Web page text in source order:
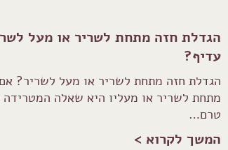
הגדלת חזה מתחת לשריר או מעל
עדיף?
הגדלת חזה מתחת לשריר או מעל לשריר?
מתחת לשריר או מעליו היא שאלה המטרידה
טרם…
המשך לקרוא >